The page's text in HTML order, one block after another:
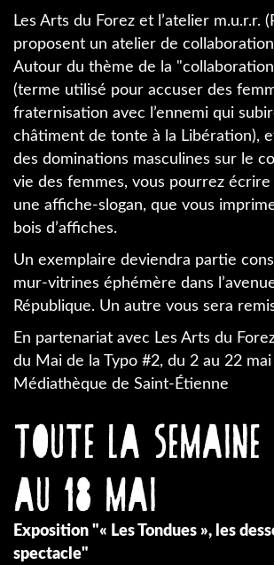
Les Arts du Forez et l’atelier m.u.r.r.
proposent un atelier de
Autour du thème de la
(terme utilisé pour accuser des
fraternisation avec l’ennemi qui
châtiment de tonte à la Libération),
des dominations masculines sur le
vie des femmes, vous pourrez
une affiche-slogan, que vous
bois d’affiches.
Un exemplaire deviendra partie
mur-vitrines éphémère dans
République. Un autre vous sera
En partenariat avec Les Arts du
du Mai de la Typo #2, du 2 au 22
Médiathèque de Saint-Étienne
Toute la semaine
au 18 mai
Exposition "« Les Tondues », les
spectacle"